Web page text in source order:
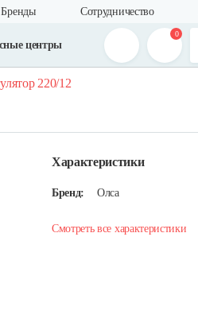
Бренды Сотрудничество
центры
0
220/12
Характеристики
Бренд: Олса
Смотреть все характеристики